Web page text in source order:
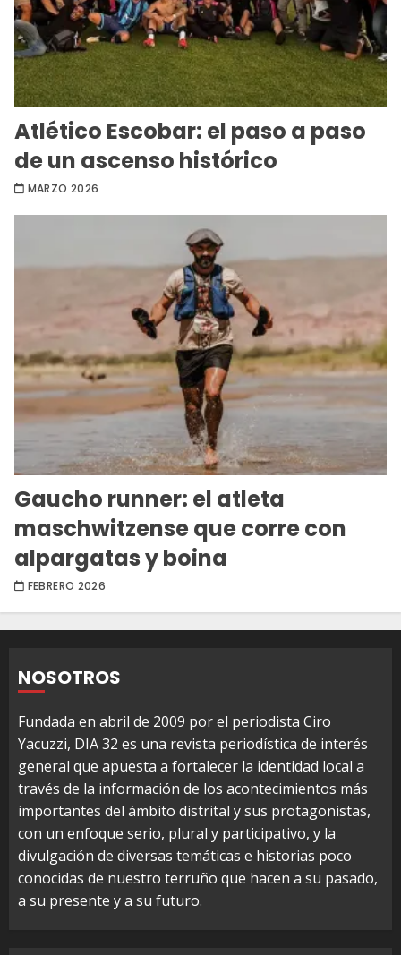
Atlético Escobar: el paso a paso
de un ascenso histórico
MARZO 2026
Gaucho runner: el atleta
maschwitzense que corre con
alpargatas y boina
FEBRERO 2026
NOSOTROS
Fundada en abril de 2009 por el periodista Ciro
Yacuzzi, DIA 32 es una revista periodística de interés
general que apuesta a fortalecer la identidad local a
través de la información de los acontecimientos más
importantes del ámbito distrital y sus protagonistas,
con un enfoque serio, plural y participativo, y la
divulgación de diversas temáticas e historias poco
conocidas de nuestro terruño que hacen a su pasado,
a su presente y a su futuro.